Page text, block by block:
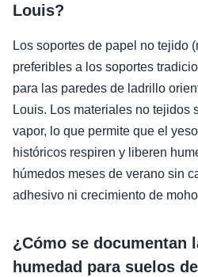
Louis?
Los soportes de papel no tejido
preferibles a los soportes
para las paredes de ladrillo
Louis. Los materiales no tejidos
vapor, lo que permite que el
históricos respiren y liberen
húmedos meses de verano sin
adhesivo ni crecimiento de
¿Cómo se documentan
humedad para suelos